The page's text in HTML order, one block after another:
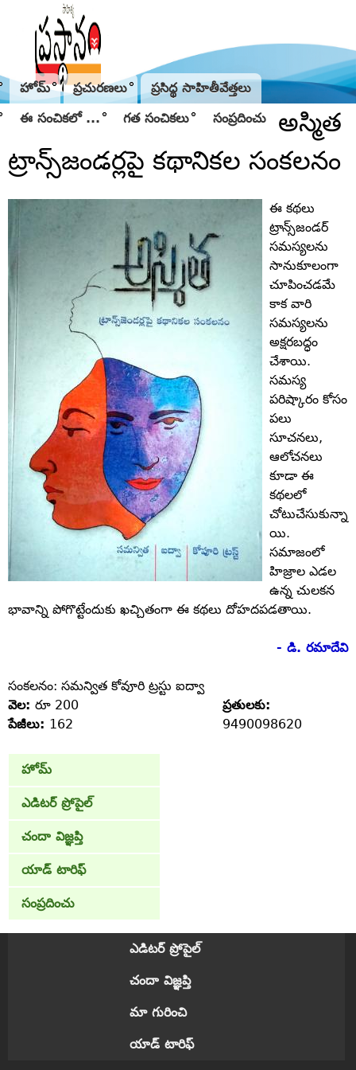
హోమ్ ప్రచురణలు ప్రసిద్థ సాహితీవేత్తలు
ఈ సంచికలో ... గత సంచికలు సంప్రదించు
అస్మిత
ట్రాన్స్‌జండర్లపై కథానికల సంకలనం
ఈ కథలు
ట్రాన్స్‌జండర్‌
సమస్యలను
సానుకూలంగా
చూపించడమే
కాక వారి
సమస్యలను
అక్షరబద్ధం
చేశాయి.
సమస్య
పరిష్కారం కోసం
పలు
సూచనలు,
ఆలోచనలు
కూడా ఈ
కథలలో
చోటుచేసుకున్నా
యి.
సమాజంలో
హిజ్రాల ఎడల
ఉన్న చులకన
భావాన్ని పోగొట్టేందుకు ఖచ్చితంగా ఈ కథలు దోహదపడతాయి.
- డి. రమాదేవి
సంకలనం: సమన్విత కోవూరి ట్రస్టు ఐద్వా
వెల: రూ 200
పేజీలు: 162
ప్రతులకు:
9490098620
హోమ్
ఎడిటర్ ప్రోపైల్
చందా విజ్ఞప్తి
యాడ్ టారిఫ్
సంప్రదించు
ఎడిటర్ ప్రోపైల్
చందా విజ్ఞప్తి
మా గురించి
యాడ్ టారిఫ్